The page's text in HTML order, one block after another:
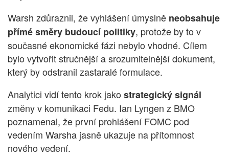
Warsh zdůraznil, že vyhlášení úmyslně neobsahuje
přímé směry budoucí politiky, protože by to v
současné ekonomické fázi nebylo vhodné. Cílem
bylo vytvořit stručnější a srozumitelnější dokument,
který by odstranil zastaralé formulace.
Analytici vidí tento krok jako strategický signál
změny v komunikaci Fedu. Ian Lyngen z BMO
poznamenal, že první prohlášení FOMC pod
vedením Warsha jasně ukazuje na přítomnost
nového vedení.